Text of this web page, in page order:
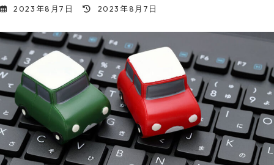
2023年8月7日
最
更
新
日
時
:
2023年8月7日